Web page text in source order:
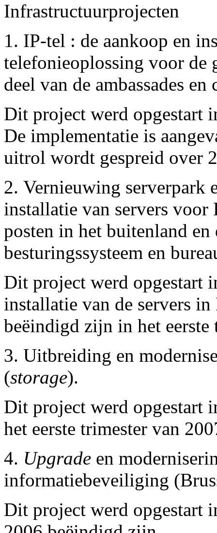
Infrastructuurprojecten
1. IP-tel : de aankoop en
telefonieoplossing voor de
deel van de ambassades
Dit project werd opgestart
De implementatie is
uitrol wordt gespreid over
2. Vernieuwing serverpark
installatie van servers
posten in het buitenland
besturingssysteem en
Dit project werd opgestart
installatie van de servers
beëindigd zijn in het eerste
3. Uitbreiding en
(storage).
Dit project werd opgestart
het eerste trimester van
4. Upgrade en
informatiebeveiliging
Dit project werd opgestart